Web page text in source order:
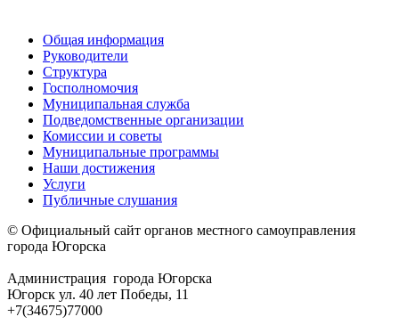
Общая информация
Руководители
Структура
Госполномочия
Муниципальная служба
Подведомственные организации
Комиссии и советы
Муниципальные программы
Наши достижения
Услуги
Публичные слушания
© Официальный сайт органов местного самоуправления
города Югорска
Администрация города Югорска
Югорск ул. 40 лет Победы, 11
+7(34675)77000